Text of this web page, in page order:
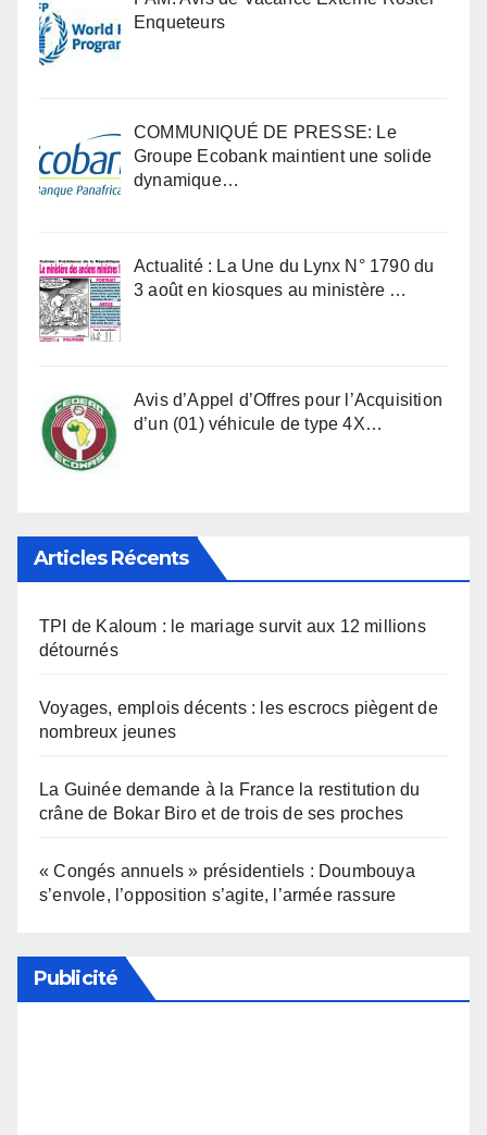
Enqueteurs
COMMUNIQUÉ DE PRESSE: Le
Groupe Ecobank maintient une solide
dynamique…
Actualité : La Une du Lynx N° 1790 du
3 août en kiosques au ministère …
Avis d’Appel d’Offres pour l’Acquisition
d’un (01) véhicule de type 4X…
Articles Récents
TPI de Kaloum : le mariage survit aux 12 millions
détournés
Voyages, emplois décents : les escrocs piègent de
nombreux jeunes
La Guinée demande à la France la restitution du
crâne de Bokar Biro et de trois de ses proches
« Congés annuels » présidentiels : Doumbouya
s’envole, l’opposition s’agite, l’armée rassure
Publicité